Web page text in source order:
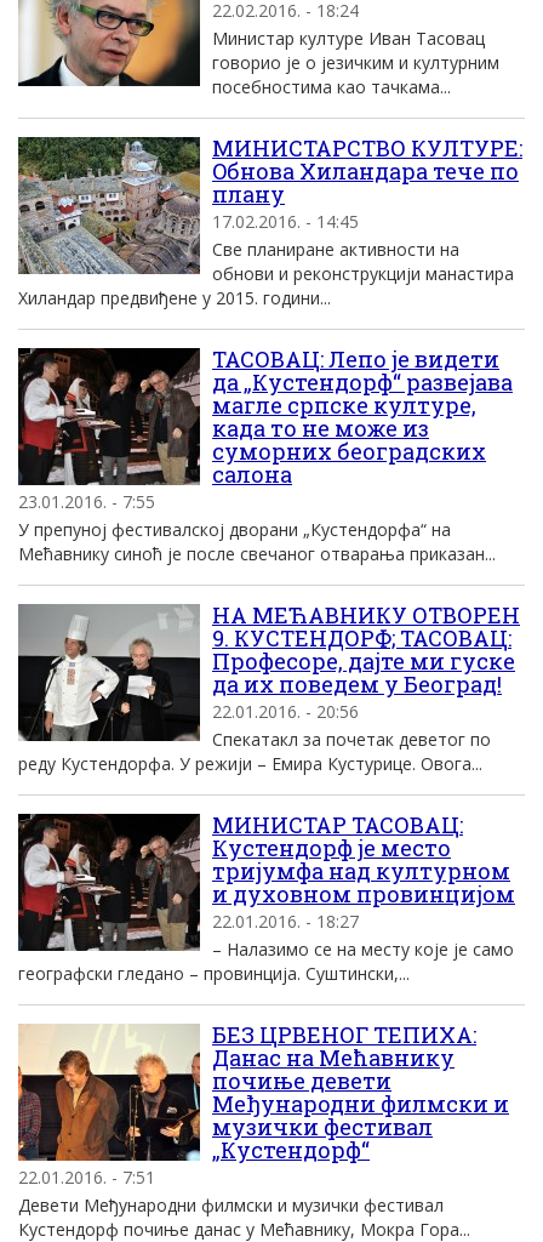
22.02.2016. - 18:24
Министар културе Иван Тасовац
говорио је о језичким и културним
посебностима као тачкама...
MИНИСТАРСТВО КУЛТУРЕ:
Oбнова Хиландара тече по
плану
17.02.2016. - 14:45
Све планиране активности на
обнови и реконструкциjи манастира
Хиландар предвиђене у 2015. години...
ТАСОВАЦ: Лепо је видети
да „Кустендорф“ развејава
магле српске културе,
када то не може из
суморних београдских
салона
23.01.2016. - 7:55
У препуној фестивалској дворани „Кустендорфа“ на
Мећавнику синоћ је после свечаног отварања приказан...
НА МЕЋАВНИКУ ОТВОРЕН
9. КУСТЕНДОРФ; ТАСОВАЦ:
Професоре, дајте ми гуске
да их поведем у Београд!
22.01.2016. - 20:56
Спекатакл за почетак деветог по
реду Кустендорфа. У режији – Емира Кустурице. Овога...
МИНИСТАР ТАСОВАЦ:
Кустендорф је место
тријумфа над културном
и духовном провинцијом
22.01.2016. - 18:27
– Налазимо се на месту које је само
географски гледано – провинција. Суштински,...
БЕЗ ЦРВЕНОГ ТЕПИХА:
Данас на Мећавнику
почиње девети
Међународни филмски и
музички фестивал
„Кустендорф“
22.01.2016. - 7:51
Девети Међународни филмски и музички фестивал
Кустендорф почиње данас у Мећавнику, Мокра Гора...